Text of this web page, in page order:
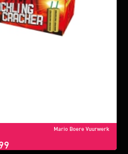
Mario Boere Vuurwerk